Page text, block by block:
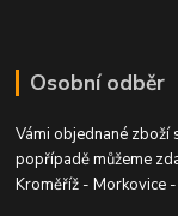
Osobní odběr
Vámi objednané zboží
popřípadě můžeme
Kroměříž - Morkovice